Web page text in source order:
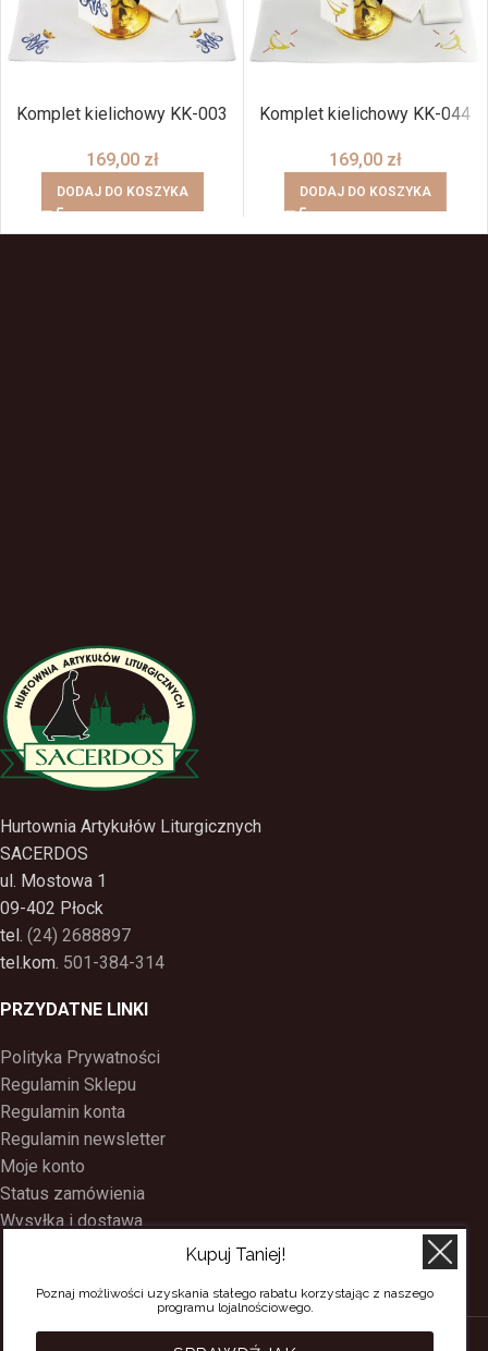
Komplet kielichowy KK-003
169,00 zł
DODAJ DO KOSZYKA
Komplet kielichowy KK-044
169,00 zł
DODAJ DO KOSZYKA
Hurtownia Artykułów Liturgicznych
SACERDOS
ul. Mostowa 1
09-402 Płock
tel. (24) 2688897
tel.kom. 501-384-314
PRZYDATNE LINKI
Polityka Prywatności
Regulamin Sklepu
Regulamin konta
Regulamin newsletter
Moje konto
Status zamówienia
Wysyłka i dostawa
Program Lojalnościowy
SACERDOSCREATED BYBEEON TOP. PREMIUM WEB & E-COMMERCE
Kupuj Taniej!
Poznaj możliwości uzyskania stałego rabatu korzystając z naszego
programu lojalnościowego.